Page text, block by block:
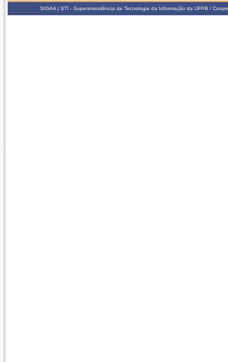
SIGAA | STI - Superintendência de Tecnologia da Informação da UFPB /